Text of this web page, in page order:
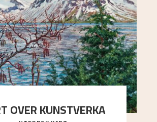
OVER KUNSTVERKA